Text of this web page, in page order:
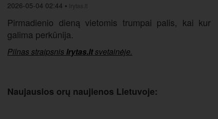
2026-05-04 02:44 • lrytas.lt
Pirmadienio dieną vietomis trumpai palis, kai kur
galima perkūnija.
Pilnas straipsnis lrytas.ltsvetainėje.
Naujausios orų naujienos Lietuvoje: